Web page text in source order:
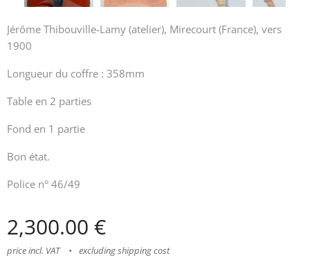
Jérôme Thibouville-Lamy (atelier), Mirecourt (France), vers
1900
Longueur du coffre : 358mm
Table en 2 parties
Fond en 1 partie
Bon état.
Police n° 46/49
2,300.00 €
price incl. VAT excluding shipping cost